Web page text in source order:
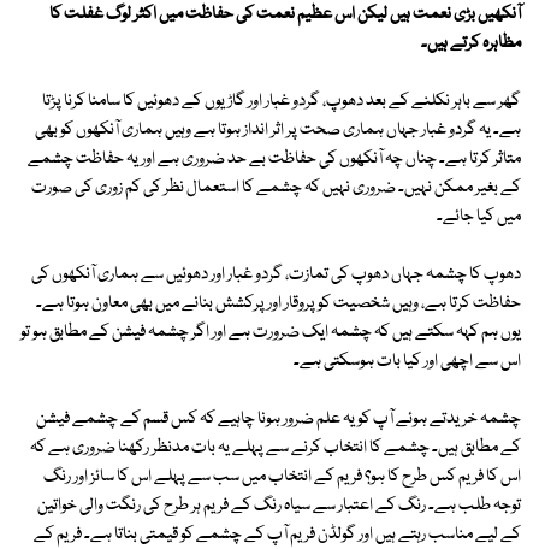
آنکھیں بڑی نعمت ہیں لیکن اس عظیم نعمت کی حفاظت میں اکثر لوگ غفلت کا
مظاہرہ کرتے ہیں۔
گھر سے باہر نکلنے کے بعد دھوپ، گردو غبار اور گاڑیوں کے دھوئیں کا سامنا کرنا پڑتا
ہے۔ یہ گردو غبار جہاں ہماری صحت پر اثر انداز ہوتا ہے وہیں ہماری آنکھوں کو بھی
متاثر کرتا ہے۔ چناں چہ آنکھوں کی حفاظت بے حد ضروری ہے اور یہ حفاظت چشمے
کے بغیر ممکن نہیں۔ ضروری نہیں کہ چشمے کا استعمال نظر کی کم زوری کی صورت
میں کیا جائے۔
دھوپ کا چشمہ جہاں دھوپ کی تمازت، گردو غبار اور دھوئیں سے ہماری آنکھوں کی
حفاظت کرتا ہے، وہیں شخصیت کو پروقار اور پرکشش بنانے میں بھی معاون ہوتا ہے۔
یوں ہم کہہ سکتے ہیں کہ چشمہ ایک ضرورت ہے اور اگر چشمہ فیشن کے مطابق ہو تو
اس سے اچھی اور کیا بات ہوسکتی ہے۔
چشمہ خریدتے ہوئے آپ کو یہ علم ضرور ہونا چاہیے کہ کس قسم کے چشمے فیشن
کے مطابق ہیں۔ چشمے کا انتخاب کرنے سے پہلے یہ بات مدنظر رکھنا ضروری ہے کہ
اس کا فریم کس طرح کا ہو؟ فریم کے انتخاب میں سب سے پہلے اس کا سائز اور رنگ
توجہ طلب ہے۔ رنگ کے اعتبار سے سیاہ رنگ کے فریم ہر طرح کی رنگت والی خواتین
کے لیے مناسب رہتے ہیں اور گولڈن فریم آپ کے چشمے کو قیمتی بناتا ہے۔ فریم کے